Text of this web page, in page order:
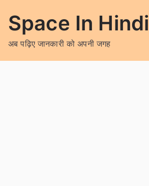
content
Space In Hindi
अब पढ़िए जानकारी को अपनी जगह